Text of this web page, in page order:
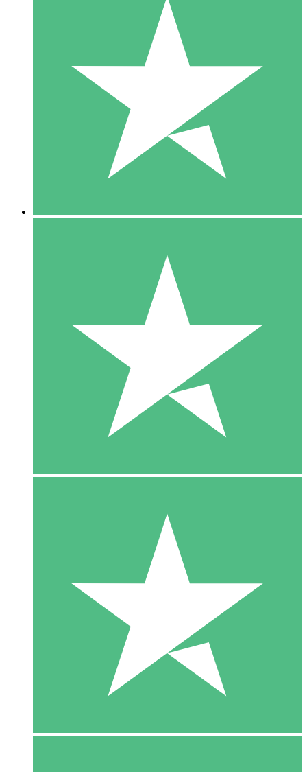
Individuelle Credit-Pakete
Zahlen Sie nach Bedarf mit Download-Credits. Keine
monatliche Verpflichtung erforderlich.
10 00
10 Downloads
20 00